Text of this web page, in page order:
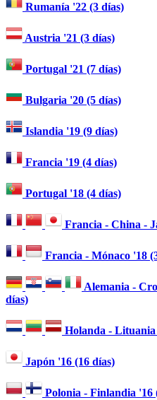
Rumanía '22 (3 días)
Austria '21 (3 días)
Portugal '21 (7 días)
Bulgaria '20 (5 días)
Islandia '19 (9 días)
Francia '19 (4 días)
Portugal '18 (4 días)
Francia - China -
Francia - Mónaco '18
Alemania -
días)
Holanda -
Japón '16 (16 días)
Polonia - Finlandia '16